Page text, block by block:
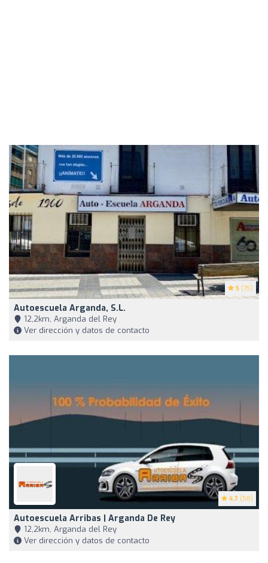
5 (75)
Autoescuela Arganda, S.L.
12,2km, Arganda del Rey
Ver dirección y datos de contacto
4.7 (58)
Autoescuela Arribas | Arganda De Rey
12,2km, Arganda del Rey
Ver dirección y datos de contacto